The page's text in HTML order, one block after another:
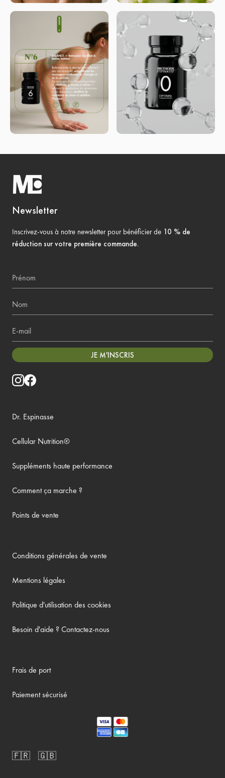
Newsletter
Inscrivez-vous à notre newsletter pour bénéficier de 10 % de
réduction sur votre première commande.
Nom
E-mail
JE M'INSCRIS
Dr. Espinasse
Cellular Nutrition®
Suppléments haute performance
Comment ça marche ?
Points de vente
Conditions générales de vente
Mentions légales
Politique d'utilisation des cookies
Besoin d'aide ? Contactez-nous
Frais de port
Paiement sécurisé
🇫🇷 🇬🇧